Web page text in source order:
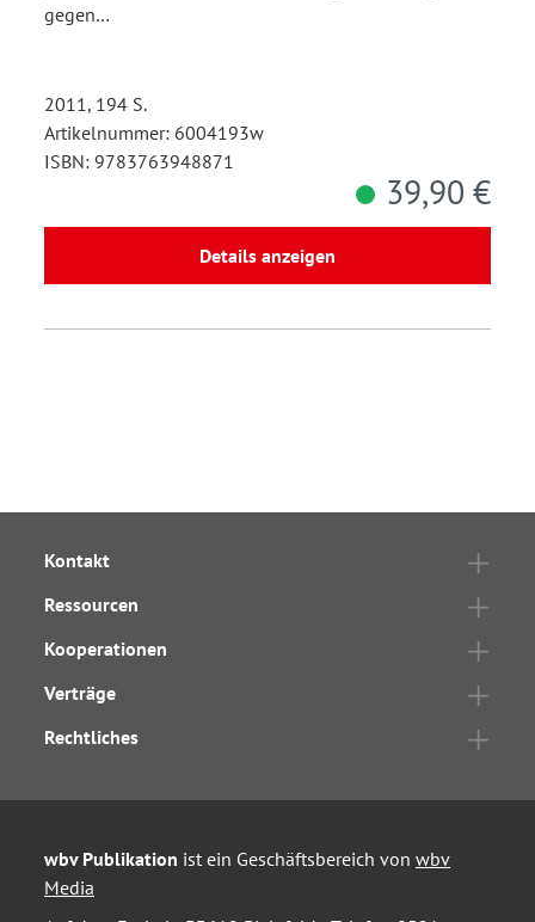
gegen…
2011, 194 S.
Artikelnummer: 6004193w
ISBN: 9783763948871
39,90 €
Details anzeigen
Kontakt
Ressourcen
Kooperationen
Verträge
Rechtliches
wbv Publikation ist ein Geschäftsbereich von wbv
Media